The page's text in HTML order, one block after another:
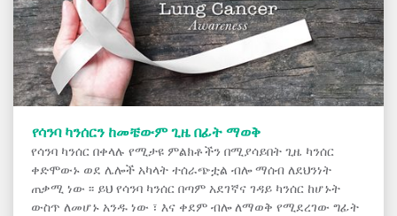
የሳንባ ካንሰርን ከመቼውም ጊዜ በፊት ማወቅ
የሳንባ ካንሰር በቀላሉ የሚታዩ ምልክቶችን በሚያሳይበት ጊዜ ካንሰር
ቀድሞውኑ ወደ ሌሎች አካላት ተሰራጭቷል ብሎ ማሰብ ለደህንነት
ጠቃሚ ነው ፡፡ ይህ የሳንባ ካንሰር በጣም አደገኛና ገዳይ ካንሰር ከሆኑት
ውስጥ ለመሆኑ አንዱ ነው ፣ እና ቀደም ብሎ ለማወቅ የሚደረገው ግፊት